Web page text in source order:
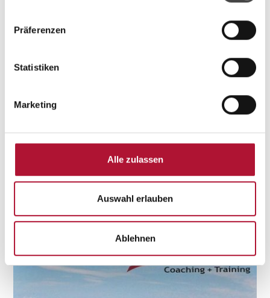
Präferenzen
Statistiken
Marketing
Alle zulassen
Auswahl erlauben
Ablehnen
zum Wegweiser werden
Emotionen, Hirn & Coaching – Wenn Gefühle zum
Aimee Kröger und Jörn Ehrlich.